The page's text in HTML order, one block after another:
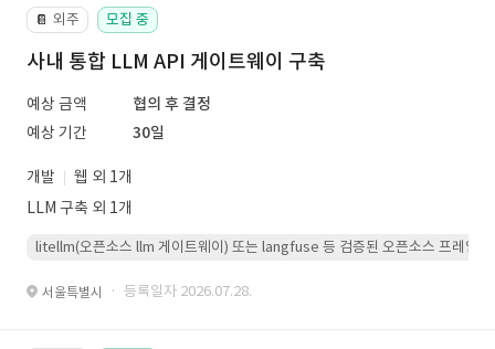
📔 외주 모집 중
사내 통합 LLM API 게이트웨이 구축
예상 금액
협의 후 결정
예상 기간
30일
개발
웹 외 1개
LLM 구축 외 1개
litellm(오픈소스 llm 게이트웨이) 또는 langfuse 등 검증된 오픈소스 프레임워
서울특별시 · 등록일자 2026.07.28.